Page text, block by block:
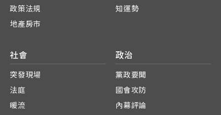
政策法規
地產房市
知運勢
社會
突發現場
法庭
暖流
政治
黨政要聞
國會攻防
內幕評論